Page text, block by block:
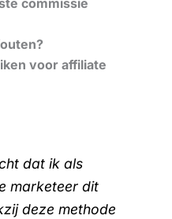
voor affiliate
dat ik als
marketeer dit
deze methode